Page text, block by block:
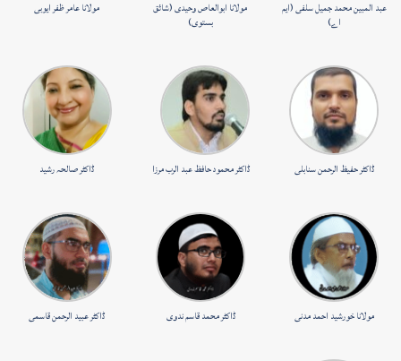
عبد المبین محمد جمیل سلفی (ایم
اے)
مولانا ابوالعاص وحیدی (شائق
بستوی)
مولانا عامر ظفر ایوبی
ڈاکٹر حفیظ الرحمن سنابلی ڈاکٹر محمود حافظ عبد الرب مرزا ڈاکٹر صالحہ رشید
مولانا خورشید احمد مدنی ڈاکٹر محمد قاسم ندوی ڈاکٹر عبید الرحمن قاسمی